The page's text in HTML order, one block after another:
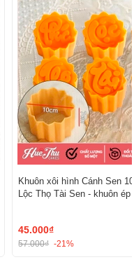
Khuôn xôi hình Cánh Sen
Lộc Thọ Tài Sen - khuôn
45.000₫
57.000₫ -21%